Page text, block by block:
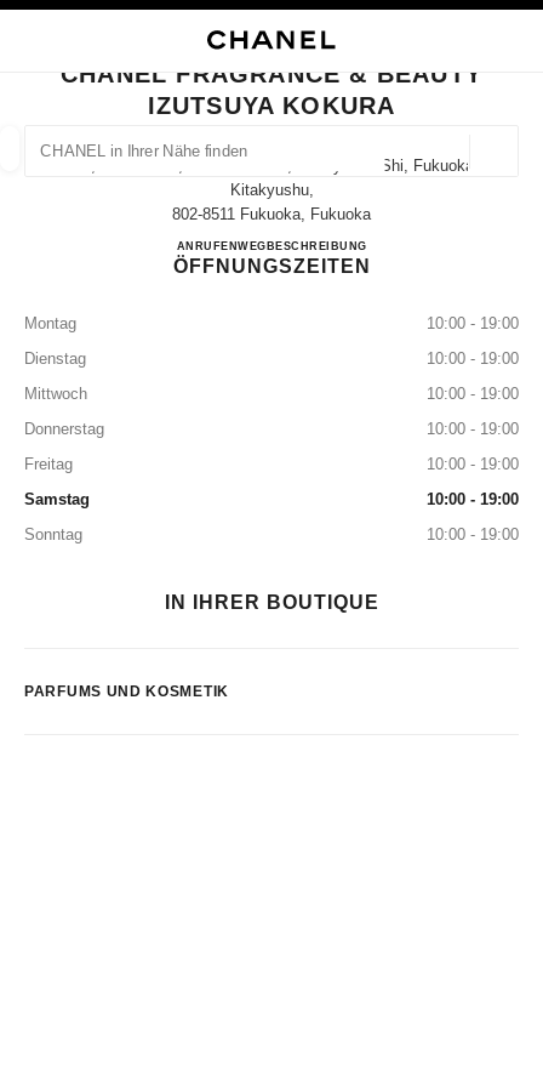
CHANEL IN IHRER NÄHE FINDEN
Vorschläge werden unter dieser Suchleiste angezeigt
0 Vorschläge verfügbar
BOUTIQUEKARTE SCHLIESSEN CHANEL FRAGRANCE & BEAUTY
CHANEL FRAGRANCE & BEAUTY
IZUTSUYA KOKURA
1-1, Senba-Cho, Kokurakita-Ku, Kitakyushu-Shi, Fukuoka
Kitakyushu,
802-8511 Fukuoka, Fukuoka
ANRUFEN093-522-2134
WEGBESCHREIBUNGCHANEL FRAGRANCE &
ÖFFNUNGSZEITEN
Montag
10:00 - 19:00
Dienstag
10:00 - 19:00
Mittwoch
10:00 - 19:00
Donnerstag
10:00 - 19:00
Freitag
10:00 - 19:00
Samstag
10:00 - 19:00
Sonntag
10:00 - 19:00
IN IHRER BOUTIQUE
PARFUMS UND KOSMETIK
Ergebnisse filtern nach:
BRILLEN UHREN UND SCHMUCK